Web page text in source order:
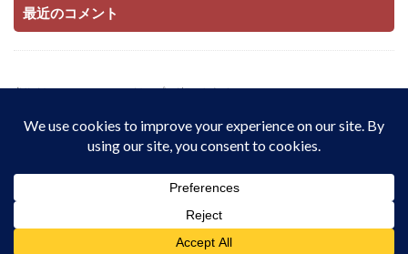
最近のコメント
当サイトはAmazonアソシエイト・プログラムおよび
配当とインデックス投資でサイドFIREをしたい私の記
録 | 在宅・実家暮らし・月8.9万円から資産1,909万円.